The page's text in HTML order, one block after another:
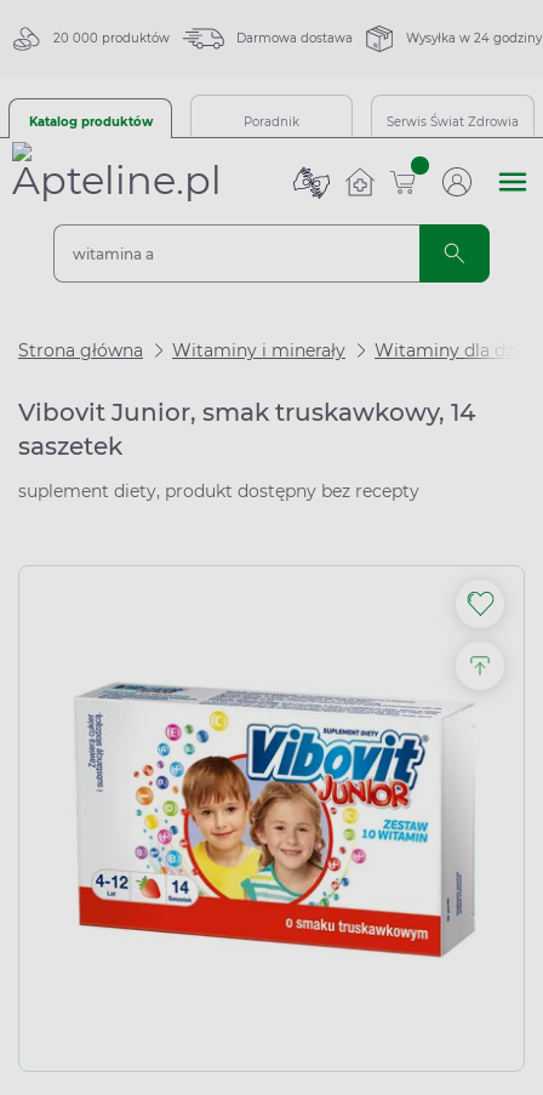
20 000 produktów Darmowa dostawa Wysyłka w 24 godziny
Katalog produktów Poradnik Serwis Świat Zdrowia
sztuk
Strona główna Witaminy i minerały Witaminy dla dzieci
Vibovit Junior, smak truskawkowy, 14
saszetek
suplement diety, produkt dostępny bez recepty